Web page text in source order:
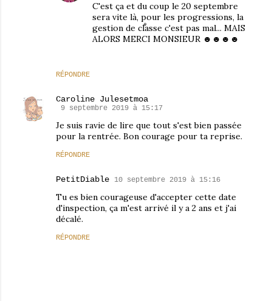
RÉPONDRE
C'est ça et du coup le 20 septembre
sera vite là, pour les progressions, la
gestion de classe c'est pas mal... MAIS
ALORS MERCI MONSIEUR ☻☻☻☻
Caroline Julesetmoa
9 septembre 2019 à 15:17
Je suis ravie de lire que tout s'est bien passée
pour la rentrée. Bon courage pour ta reprise.
RÉPONDRE
PetitDiable 10 septembre 2019 à 15:16
Tu es bien courageuse d'accepter cette date
d'inspection, ça m'est arrivé il y a 2 ans et j'ai
décalé.
RÉPONDRE